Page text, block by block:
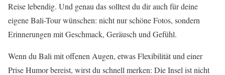
Reise lebendig. Und genau das solltest du dir auch für deine
eigene Bali-Tour wünschen: nicht nur schöne Fotos, sondern
Erinnerungen mit Geschmack, Geräusch und Gefühl.
Wenn du Bali mit offenen Augen, etwas Flexibilität und einer
Prise Humor bereist, wirst du schnell merken: Die Insel ist nicht